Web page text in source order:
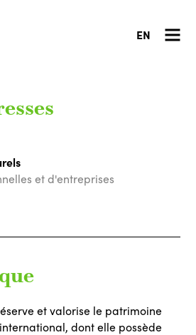
EN
et d'entreprises
et valorise le patrimoine
dont elle possède